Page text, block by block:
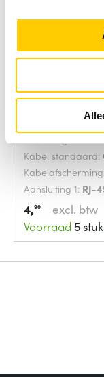
Kabel standaard:
Aansluiting 1: RJ-
4,90
excl. btw
Voorraad 5